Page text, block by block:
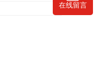
在线留言